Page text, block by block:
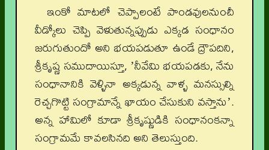
ఇంకో మాటలో చెప్పాలంటే పాండవులనుంచీ
వీడ్కోలు చెప్పి వెళుతున్నప్పుడు ఎక్కడ సంధానం
జరుగుతుందో అని భయపడుతూ ఉండే ద్రౌపదిని,
శ్రీకృష్ణ సముదాయిస్తూ, ʼనీవేమి భయపడకు, నేను
సంధానానికి వెళ్ళినా అక్కడున్న వాళ్ళ మనస్సుల్ని
రెచ్చగొట్టి సంగ్రామాన్నే ఖాయం చేసుకుని వస్తానుʼ.
అన్న హామిలో కూడా శ్రీకృష్ణుడికి సంధానంకన్నా
సంగ్రామమే కావలసినది అని తెలుస్తుంది.